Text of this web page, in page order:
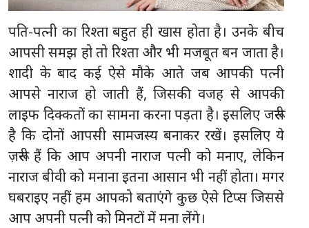
पति-पत्नी का रिश्ता बहुत ही खास होता है। उनके बीच
आपसी समझ हो तो रिश्ता और भी मजबूत बन जाता है।
शादी के बाद कई ऐसे मौके आते जब आपकी पत्नी
आपसे नाराज हो जाती हैं, जिसकी वजह से आपकी
लाइफ दिक्कतों का सामना करना पड़ता है। इसलिए जरूरी
है कि दोनों आपसी सामजस्य बनाकर रखें। इसलिए ये
ज़रूरी हैं कि आप अपनी नाराज पत्नी को मनाए, लेकिन
नाराज बीवी को मनाना इतना आसान भी नहीं होता। मगर
घबराइए नहीं हम आपको बताएंगे कुछ ऐसे टिप्स जिससे
आप अपनी पत्नी को मिनटों में मना लेंगे।